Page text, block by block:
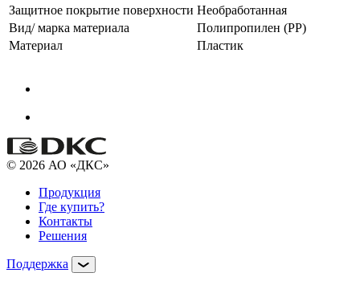
Защитное покрытие поверхности Необработанная
Вид/ марка материала
Полипропилен (PP)
Материал
Пластик
© 2026 АО «ДКС»
Продукция
Где купить?
Контакты
Решения
Поддержка